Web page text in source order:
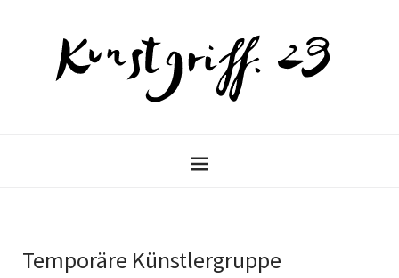
Temporäre Künstlergruppe